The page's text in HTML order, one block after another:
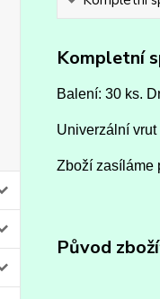
Kompletní
Balení: 30 ks.
Univerzální
Zboží zasíláme
Původ zboží